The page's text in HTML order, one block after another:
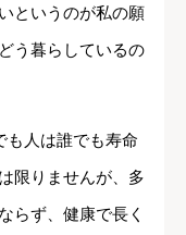
というのが私の願
う暮らしているの
も人は誰でも寿命
限りませんが、多
らず、健康で長く